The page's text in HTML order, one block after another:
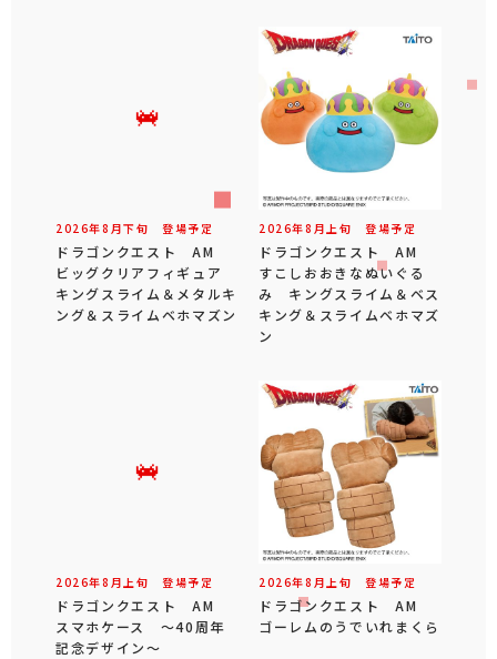
2026年8 月下旬 登場予定
ドラゴンクエスト AM
ビッグクリアフィギュア
キングスライム＆メタルキ
ング＆スライムベホマズン
2026年8 月 上旬 登場予定
ドラゴンクエスト AM
すこしおおきなぬいぐる
み キングスライム＆ベス
キング＆スライムベホマズ
ン
2026年8 月 上旬 登場予定
ドラゴンクエスト AM
スマホケース ～40周年
記念デザイン～
2026年8 月 上旬 登場予定
ドラゴンクエスト AM
ゴーレムのうでいれまくら